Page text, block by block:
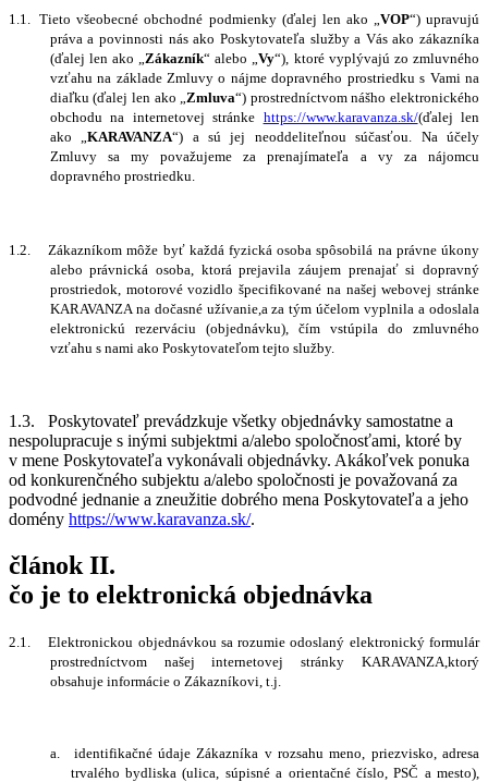
1.1. Tieto všeobecné obchodné podmienky (ďalej len ako „ VOP“) upravujú
práva a povinnosti nás ako Poskytovateľa služby a Vás ako zákazníka
(ďalej len ako „ Zákazník“ alebo „Vy“), ktoré vyplývajú zo zmluvného
vzťahu na základe Zmluvy o nájme dopravného prostriedku s Vami na
diaľku (ďalej len ako „ Zmluva“) prostredníctvom nášho elektronického
obchodu na internetovej stránke https://www.karavanza.sk/(ďalej len
ako „KARAVANZA“) a sú jej neoddeliteľnou súčasťou. Na účely
Zmluvy sa my považujeme za prenajímateľa a vy za nájomcu
dopravného prostriedku.
1.2.
Zákazníkom môže byť každá fyzická osoba spôsobilá na právne úkony
alebo právnická osoba, ktorá prejavila záujem prenajať si dopravný
prostriedok, motorové vozidlo špecifikované na našej webovej stránke
KARAVANZA na dočasné užívanie, a za tým účelom vyplnila a odoslala
elektronickú rezerváciu (objednávku), čím vstúpila do zmluvného
vzťahu s nami ako Poskytovateľom tejto služby.
1.3. Poskytovateľ prevádzkuje všetky objednávky samostatne a
nespolupracuje s inými subjektmi a/alebo spoločnosťami, ktoré by
v mene Poskytovateľa vykonávali objednávky. Akákoľvek ponuka
od konkurenčného subjektu a/alebo spoločnosti je považovaná za
podvodné jednanie a zneužitie dobrého mena Poskytovateľa a jeho
domény https://www.karavanza.sk/.
článok II.
čo je to elektronická objednávka
2.1.
Elektronickou objednávkou sa rozumie odoslaný elektronický formulár
prostredníctvom našej internetovej stránky KARAVANZA, ktorý
obsahuje informácie o Zákazníkovi, t.j.
a.
identifikačné údaje Zákazníka v rozsahu meno, priezvisko, adresa
trvalého bydliska (ulica, súpisné a orientačné číslo, PSČ a mesto),